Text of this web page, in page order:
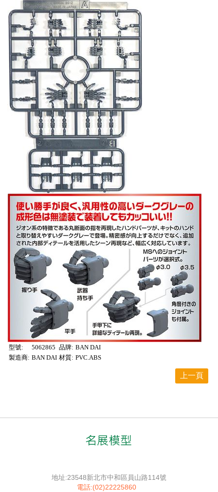
型號: 5062865 品牌: BAN DAI
製造商: BAN DAI 材質: PVC.ABS
上一頁
地址:23548新北市中和區員山路114號
電話:(02)22225860